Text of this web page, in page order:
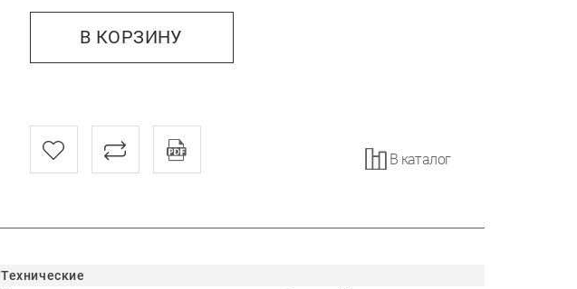
В КОРЗИНУ
В каталог
Технические